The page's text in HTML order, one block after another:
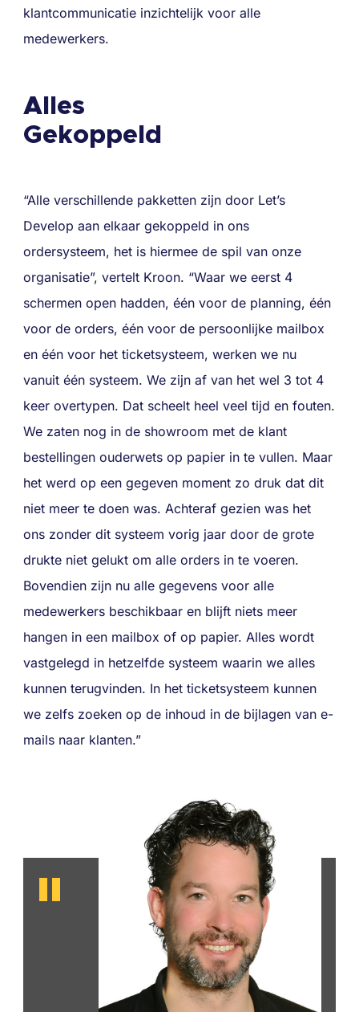
klantcommunicatie inzichtelijk voor alle
medewerkers.
Alles
Gekoppeld
“Alle verschillende pakketten zijn door Let’s
Develop aan elkaar gekoppeld in ons
ordersysteem, het is hiermee de spil van onze
organisatie”, vertelt Kroon. “Waar we eerst 4
schermen open hadden, één voor de planning, één
voor de orders, één voor de persoonlijke mailbox
en één voor het ticketsysteem, werken we nu
vanuit één systeem. We zijn af van het wel 3 tot 4
keer overtypen. Dat scheelt heel veel tijd en fouten.
We zaten nog in de showroom met de klant
bestellingen ouderwets op papier in te vullen. Maar
het werd op een gegeven moment zo druk dat dit
niet meer te doen was. Achteraf gezien was het
ons zonder dit systeem vorig jaar door de grote
drukte niet gelukt om alle orders in te voeren.
Bovendien zijn nu alle gegevens voor alle
medewerkers beschikbaar en blijft niets meer
hangen in een mailbox of op papier. Alles wordt
vastgelegd in hetzelfde systeem waarin we alles
kunnen terugvinden. In het ticketsysteem kunnen
we zelfs zoeken op de inhoud in de bijlagen van e-
mails naar klanten.”
II